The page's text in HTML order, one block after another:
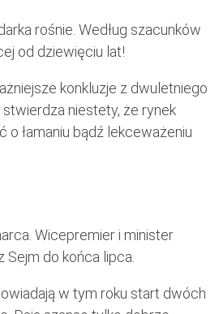
rośnie. Według szacunków
od dziewięciu lat!
konkluzje z dwuletniego
niestety, że rynek
łamaniu bądź lekceważeniu
Wicepremier i minister
do końca lipca.
w tym roku start dwóch